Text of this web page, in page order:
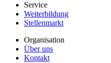
Service
Weiterbildung
Stellenmarkt
Organisation
Über uns
Kontakt